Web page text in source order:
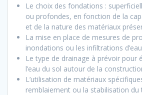
Le choix des fondations :
ou profondes, en fonction de la
et de la nature des matériaux
La mise en place de mesures de
inondations ou les infiltrations
Le type de drainage à prévoir pour
l’eau du sol autour de la
L’utilisation de matériaux
remblaiement ou la stabilisation du